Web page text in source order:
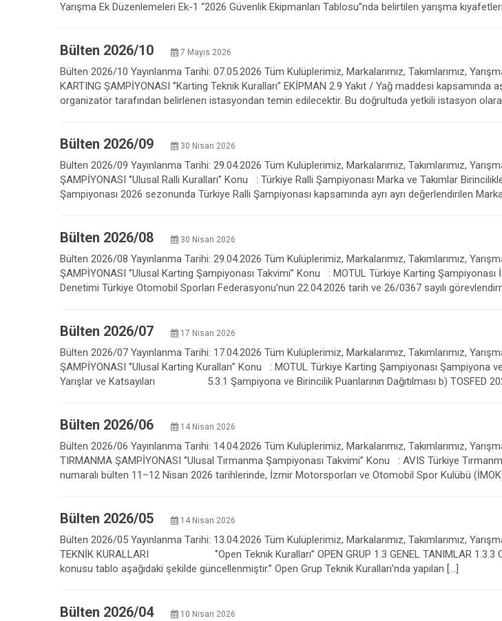
Yarışma Ek Düzenlemeleri Ek-1 “2026 Güvenlik Ekipmanları Tablosu”nda belirtilen yarışma
Bülten 2026/10 7 Mayıs 2026
Bülten 2026/10 Yayınlanma Tarihi: 07.05.2026 Tüm Kulüplerimiz, Markalarımız, Takımlarımız,
KARTING ŞAMPİYONASI ‘’Karting Teknik Kuralları’’ EKİPMAN 2.9 Yakıt / Yağ maddesi
organizatör tarafından belirlenen istasyondan temin edilecektir. Bu doğrultuda yetkili istasyon
Bülten 2026/09 30 Nisan 2026
Bülten 2026/09 Yayınlanma Tarihi: 29.04.2026 Tüm Kulüplerimiz, Markalarımız, Takımlarımız,
ŞAMPİYONASI ‘’Ulusal Ralli Kuralları” Konu : Türkiye Ralli Şampiyonası Marka ve Takımlar
Şampiyonası 2026 sezonunda Türkiye Ralli Şampiyonası kapsamında ayrı ayrı değerlendirilen
Bülten 2026/08 30 Nisan 2026
Bülten 2026/08 Yayınlanma Tarihi: 29.04.2026 Tüm Kulüplerimiz, Markalarımız, Takımlarımız,
ŞAMPİYONASI ‘’Ulusal Karting Şampiyonası Takvimi” Konu : MOTUL Türkiye Karting
Denetimi Türkiye Otomobil Sporları Federasyonu’nun 22.04.2026 tarih ve 26/0367 sayılı
Bülten 2026/07 17 Nisan 2026
Bülten 2026/07 Yayınlanma Tarihi: 17.04.2026 Tüm Kulüplerimiz, Markalarımız, Takımlarımız,
ŞAMPİYONASI ‘’Ulusal Karting Kuralları” Konu : MOTUL Türkiye Karting Şampiyonası
Yarışlar ve Katsayıları 5.3.1 Şampiyona ve Birincilik Puanlarının Dağıtılması b) TOSFED
Bülten 2026/06 14 Nisan 2026
Bülten 2026/06 Yayınlanma Tarihi: 14.04.2026 Tüm Kulüplerimiz, Markalarımız, Takımlarımız,
TIRMANMA ŞAMPİYONASI ‘’Ulusal Tırmanma Şampiyonası Takvimi” Konu : AVIS Türkiye
numaralı bülten 11–12 Nisan 2026 tarihlerinde, İzmir Motorsporları ve Otomobil Spor Kulübü
Bülten 2026/05 14 Nisan 2026
Bülten 2026/05 Yayınlanma Tarihi: 13.04.2026 Tüm Kulüplerimiz, Markalarımız, Takımlarımız,
TEKNİK KURALLARI ‘’Open Teknik Kuralları’’ OPEN GRUP 1.3 GENEL TANIMLAR 1.3.3
konusu tablo aşağıdaki şekilde güncellenmiştir.’’ Open Grup Teknik Kuralları’nda yapılan […]
Bülten 2026/04 10 Nisan 2026